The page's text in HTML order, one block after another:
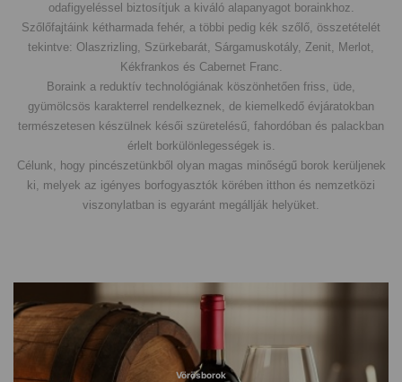
odafigyeléssel biztosítjuk a kiváló alapanyagot borainkhoz.
Szőlőfajtáink kétharmada fehér, a többi pedig kék szőlő, összetételét
tekintve: Olaszrizling, Szürkebarát, Sárgamuskotály, Zenit, Merlot,
Kékfrankos és Cabernet Franc.
Boraink a reduktív technológiának köszönhetően friss, üde,
gyümölcsös karakterrel rendelkeznek, de kiemelkedő évjáratokban
természetesen készülnek késői szüretelésű, fahordóban és palackban
érlelt borkülönlegességek is.
Célunk, hogy pincészetünkből olyan magas minőségű borok kerüljenek
ki, melyek az igényes borfogyasztók körében itthon és nemzetközi
viszonylatban is egyaránt megállják helyüket.
Vörösborok